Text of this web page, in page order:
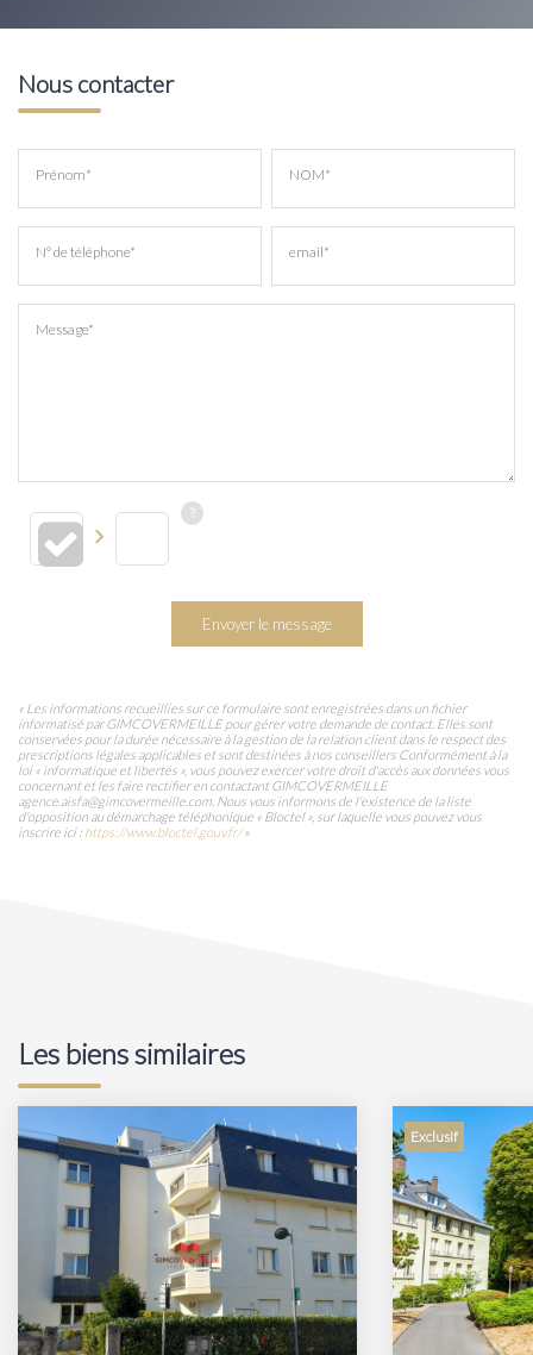
Nous contacter
Prénom* NOM*
N° de téléphone* email*
Message*
Envoyer le message
« Les informations recueillies sur ce formulaire sont enregistrées dans un fichier
informatisé par GIMCOVERMEILLE pour gérer votre demande de contact. Elles sont
conservées pour la durée nécessaire à la gestion de la relation client dans le respect des
prescriptions légales applicables et sont destinées à nos conseillers Conformément à la
loi « informatique et libertés », vous pouvez exercer votre droit d'accès aux données vous
concernant et les faire rectifier en contactant GIMCOVERMEILLE
agence.aisfa@gimcovermeille.com. Nous vous informons de l'existence de la liste
d'opposition au démarchage téléphonique « Bloctel », sur laquelle vous pouvez vous
inscrire ici : https://www.bloctel.gouv.fr/»
Les biens similaires
Exclusif